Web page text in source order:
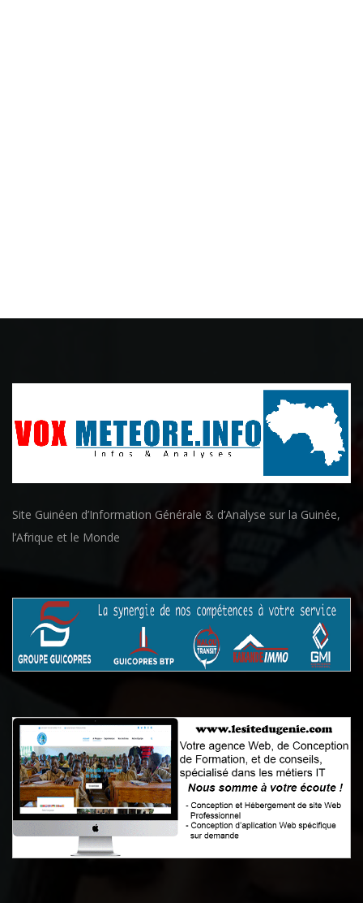
Site Guinéen d’Information Générale & d’Analyse sur la Guinée,
l’Afrique et le Monde